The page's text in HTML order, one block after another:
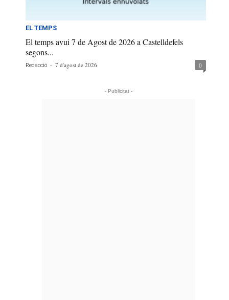
EL TEMPS
El temps avui 7 de Agost de 2026 a Castelldefels
segons...
Redacció - 7 d'agost de 2026 0
- Publicitat -